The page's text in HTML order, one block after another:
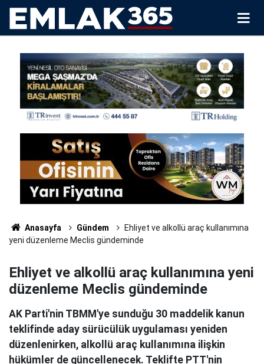
Anasayfa Gündem
Ehliyet ve alkollü araç kullanımına
yeni düzenleme Meclis gündeminde
Ehliyet ve alkollü araç kullanımına yeni
düzenleme Meclis gündeminde
AK Parti'nin TBMM'ye sunduğu 30 maddelik kanun
teklifinde aday sürücülük uygulaması yeniden
düzenlenirken, alkollü araç kullanımına ilişkin
hükümler de güncellenecek. Teklifte PTT'nin